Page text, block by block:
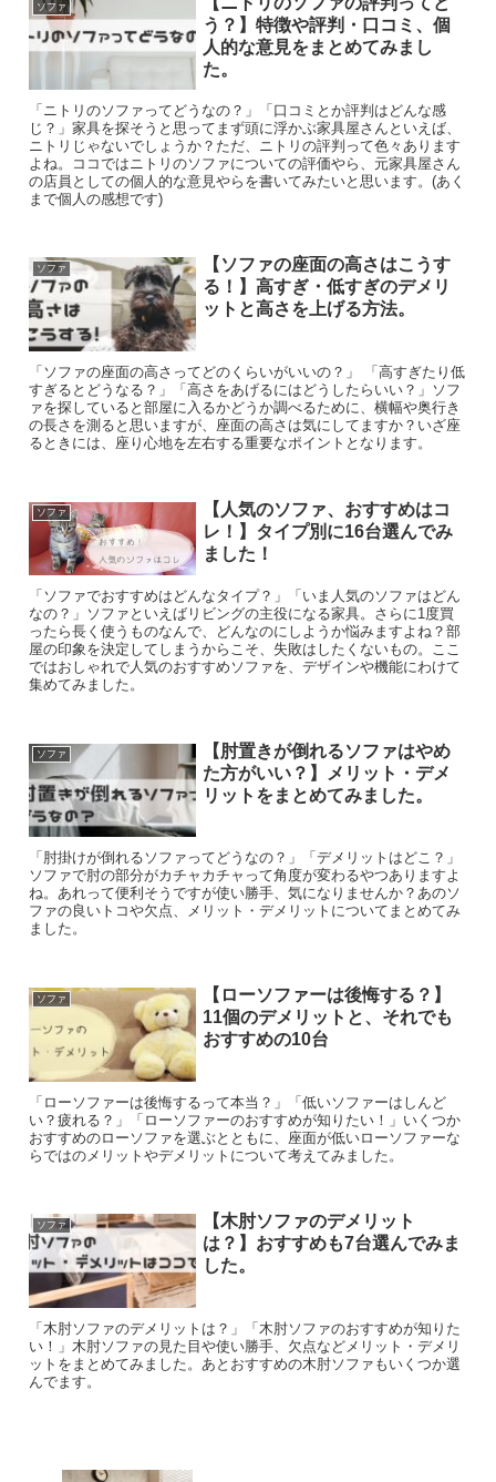
ソファ
う？】特徴や評判・口コミ、個
人的な意見をまとめてみまし
た。
「ニトリのソファってどうなの？」「口コミとか評判はどんな感
じ？」家具を探そうと思ってまず頭に浮かぶ家具屋さんといえば、
ニトリじゃないでしょうか？ただ、ニトリの評判って色々あります
よね。ココではニトリのソファについての評価やら、元家具屋さん
の店員としての個人的な意見やらを書いてみたいと思います。(あく
まで個人の感想です)
ソファ
【ソファの座面の高さはこうす
る！】高すぎ・低すぎのデメリ
ットと高さを上げる方法。
「ソファの座面の高さってどのくらいがいいの？」 「高すぎたり低
すぎるとどうなる？」「高さをあげるにはどうしたらいい？」ソフ
ァを探していると部屋に入るかどうか調べるために、横幅や奥行き
の長さを測ると思いますが、座面の高さは気にしてますか？いざ座
るときには、座り心地を左右する重要なポイントとなります。
ソファ
【人気のソファ、おすすめはコ
レ！】タイプ別に16台選んでみ
ました！
「ソファでおすすめはどんなタイプ？」「いま人気のソファはどん
なの？」ソファといえばリビングの主役になる家具。さらに1度買
ったら長く使うものなんで、どんなのにしようか悩みますよね？部
屋の印象を決定してしまうからこそ、失敗はしたくないもの。ここ
ではおしゃれで人気のおすすめソファを、デザインや機能にわけて
集めてみました。
ソファ
【肘置きが倒れるソファはやめ
た方がいい？】メリット・デメ
リットをまとめてみました。
「肘掛けが倒れるソファってどうなの？」「デメリットはどこ？」
ソファで肘の部分がカチャカチャって角度が変わるやつありますよ
ね。あれって便利そうですが使い勝手、気になりませんか？あのソ
ファの良いトコや欠点、メリット・デメリットについてまとめてみ
ました。
ソファ
【ローソファーは後悔する？】
11個のデメリットと、それでも
おすすめの10台
「ローソファーは後悔するって本当？」「低いソファーはしんど
い？疲れる？」「ローソファーのおすすめが知りたい！」いくつか
おすすめのローソファを選ぶとともに、座面が低いローソファーな
らではのメリットやデメリットについて考えてみました。
ソファ
【木肘ソファのデメリット
は？】おすすめも7台選んでみま
した。
「木肘ソファのデメリットは？」「木肘ソファのおすすめが知りた
い！」木肘ソファの見た目や使い勝手、欠点などメリット・デメリ
ットをまとめてみました。あとおすすめの木肘ソファもいくつか選
んでます。